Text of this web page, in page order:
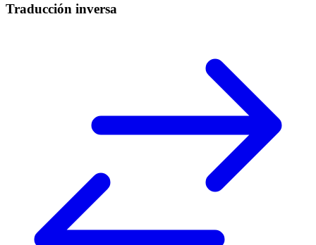
Traducción inversa